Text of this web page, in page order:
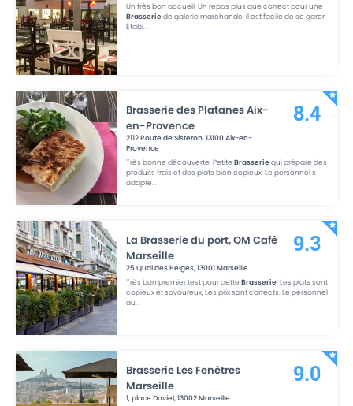
Un très bon accueil. Un repas plus que correct pour une
Brasseriede galerie marchande. Il est facile de se garer.
Établ...
Brasserie des Platanes Aix-
en-Provence
2112 Route de Sisteron,13100Aix-en-
Provence
Très bonne découverte. PetiteBrasseriequi prépare des
produits frais et des plats bien copieux. Le personnel s
adapte...
8.4
La Brasserie du port, OM Café
Marseille
25 Quai des Belges,13001Marseille
Très bon premier test pour cetteBrasserie. Les plats sont
copieux et savoureux, Les prix sont corrects. Le personnel
au...
9.3
Brasserie Les Fenêtres
Marseille
1, place Daviel,13002Marseille
9.0